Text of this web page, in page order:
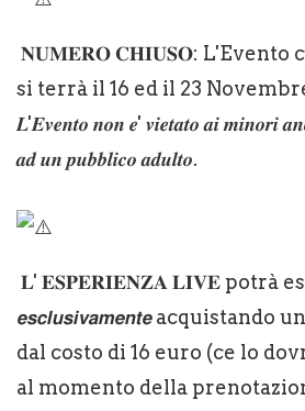
𝐍𝐔𝐌𝐄𝐑𝐎 𝐂𝐇𝐈𝐔𝐒𝐎: L'Evento
si terrà il 16 ed il 23
𝑳'𝑬𝒗𝒆𝒏𝒕𝒐 𝒏𝒐𝒏 𝒆' 𝒗𝒊𝒆𝒕𝒂𝒕𝒐 𝒂𝒊 𝒎𝒊𝒏𝒐𝒓𝒊
𝒂𝒅 𝒖𝒏 𝒑𝒖𝒃𝒃𝒍𝒊𝒄𝒐 𝒂𝒅𝒖𝒍𝒕𝒐.
𝐋' 𝐄𝐒𝐏𝐄𝐑𝐈𝐄𝐍𝐙𝐀 𝐋𝐈𝐕𝐄 potrà
𝙚𝙨𝙘𝙡𝙪𝙨𝙞𝙫𝙖𝙢𝙚𝙣𝙩𝙚 acquistando
dal costo di 16 euro (ce lo
al momento della